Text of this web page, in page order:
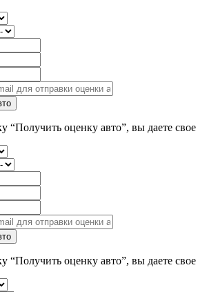
“Получить оценку авто”, вы даете свое
“Получить оценку авто”, вы даете свое